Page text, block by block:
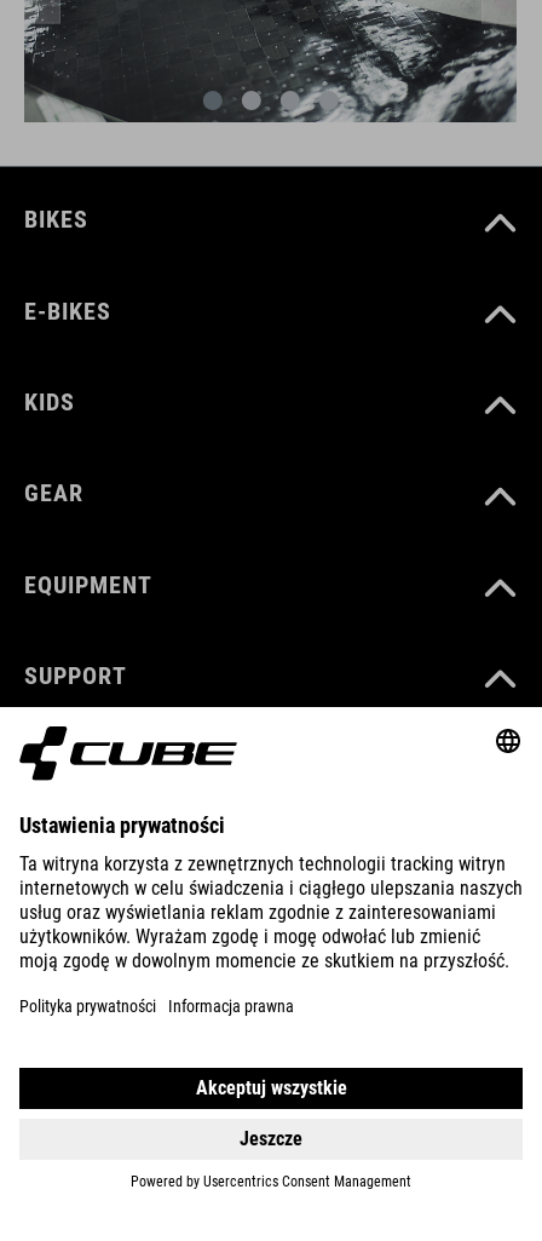
BIKES
E-BIKES
KIDS
GEAR
EQUIPMENT
SUPPORT
ÜBER UNS
ENTDECKEN